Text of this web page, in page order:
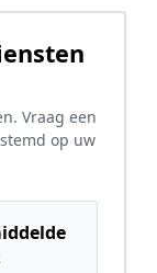
Vraag een
op uw